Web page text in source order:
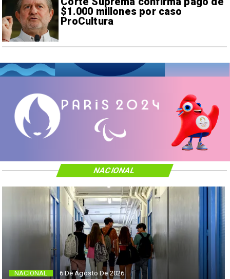
$1.000 millones por caso
ProCultura
NACIONAL 6 De Agosto De 2026
NACIONAL